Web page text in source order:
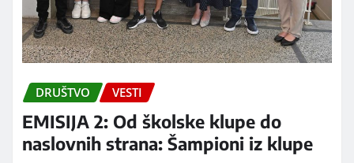
DRUŠTVO VESTI
EMISIJA 2: Od školske klupe do
naslovnih strana: Šampioni iz klupe